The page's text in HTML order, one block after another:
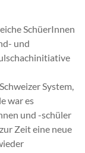
SchüerInnen
und
System,
war es
und -schüler
Zeit eine neue